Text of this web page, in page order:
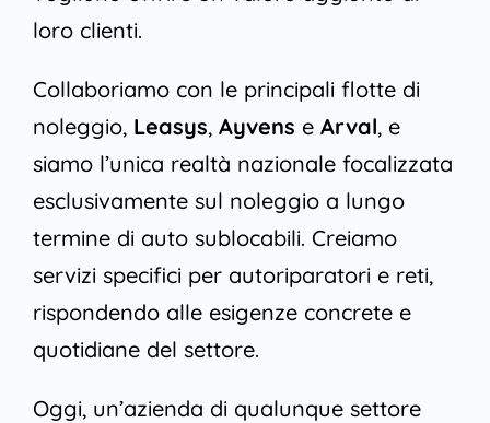
loro clienti.
Collaboriamo con le principali flotte di
noleggio, Leasys, Ayvens e Arval, e
siamo l’unica realtà nazionale focalizzata
esclusivamente sul noleggio a lungo
termine di auto sublocabili. Creiamo
servizi specifici per autoriparatori e reti,
rispondendo alle esigenze concrete e
quotidiane del settore.
Oggi, un’azienda di qualunque settore